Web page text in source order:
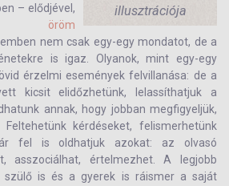
illusztrációja
– elődjével,
nem csak egy-egy mondatot, de a
is igaz. Olyanok, mint egy-egy
érzelmi események felvillanása: de a
kicsit elidőzhetünk, lelassíthatjuk a
annak, hogy jobban megfigyeljük,
kérdéseket, felismerhetünk
fel is oldhatjuk azokat: az olvasó
asszociálhat, értelmezhet. A legjobb
szülő is és a gyerek is ráismer a saját